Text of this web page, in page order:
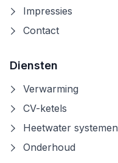
Impressies
Contact
Diensten
Verwarming
CV-ketels
Heetwater systemen
Onderhoud